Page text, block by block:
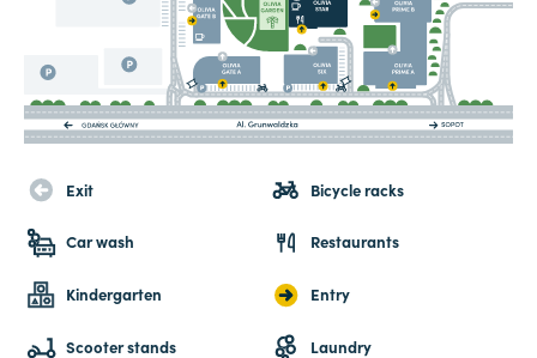
Exit Bicycle racks
Car wash Restaurants
Kindergarten Entry
Scooter stands Laundry